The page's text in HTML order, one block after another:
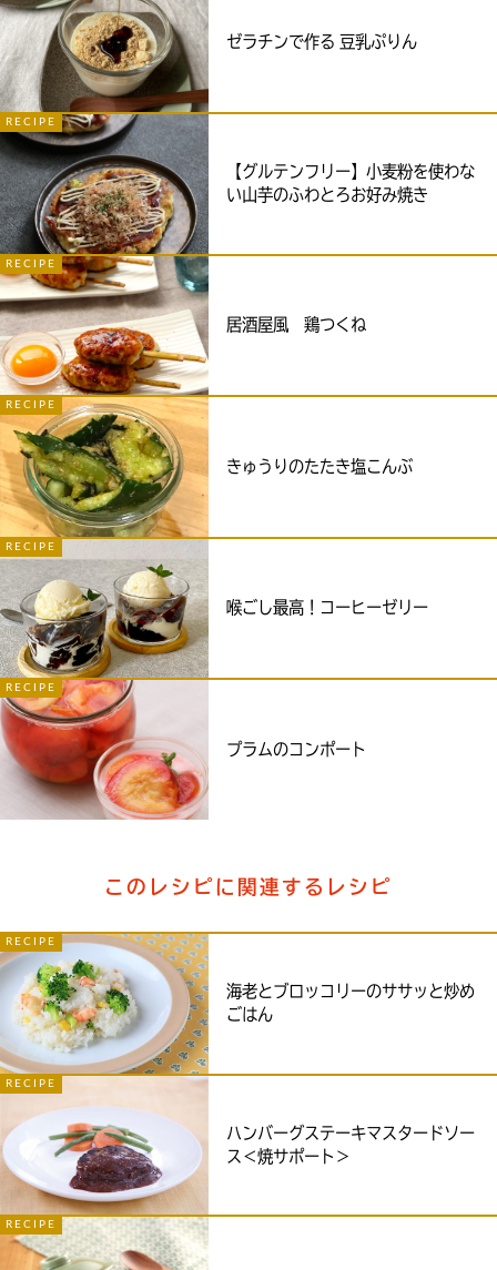
ゼラチンで作る 豆乳ぷりん
RECIPE
【グルテンフリー】小麦粉を使わな
い山芋のふわとろお好み焼き
RECIPE
居酒屋風 鶏つくね
RECIPE
きゅうりのたたき塩こんぶ
RECIPE
喉ごし最高！コーヒーゼリー
RECIPE
プラムのコンポート
このレシピに関連するレシピ
RECIPE
海老とブロッコリーのササッと炒め
ごはん
RECIPE
ハンバーグステーキマスタードソー
ス＜焼サポート＞
RECIPE